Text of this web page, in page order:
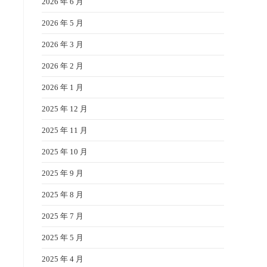
2026 年 5 月
2026 年 3 月
2026 年 2 月
2026 年 1 月
2025 年 12 月
2025 年 11 月
2025 年 10 月
2025 年 9 月
2025 年 8 月
2025 年 7 月
2025 年 5 月
2025 年 4 月